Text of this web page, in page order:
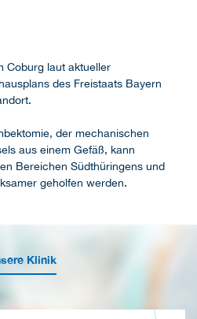
Coburg laut aktueller
des Freistaats Bayern
der mechanischen
aus einem Gefäß, kann
Bereichen Südthüringens und
geholfen werden.
Klinik